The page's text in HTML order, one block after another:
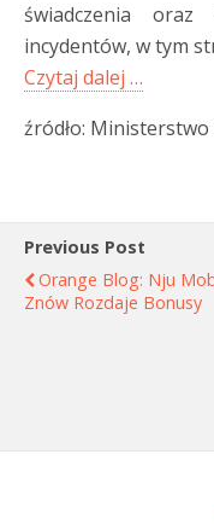
świadczenia oraz
incydentów, w tym
Czytaj dalej …
źródło: Ministerstwo
Previous Post
Orange Blog: Nju
Znów Rozdaje Bonusy